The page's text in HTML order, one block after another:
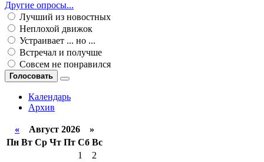
Другие опросы...
Лучший из новостных
Неплохой движок
Устраивает ... но ...
Встречал и получше
Совсем не понравился
Голосовать
Календарь
Архив
« Август 2026 »
Пн Вт Ср Чт Пт Сб Вс
1
2